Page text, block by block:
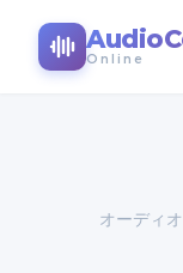
Online
オーディ